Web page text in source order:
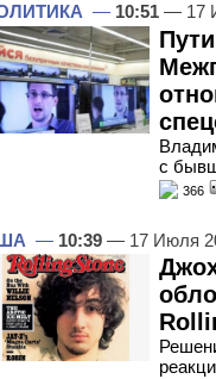
— 10:51 — 17
с
366
— 10:39 — 17 Июля